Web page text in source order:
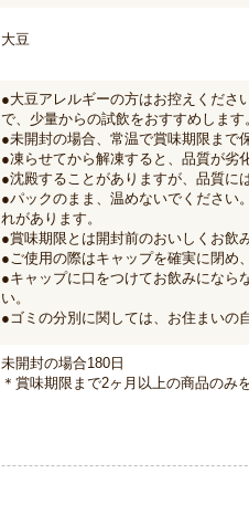
大豆
●大豆アレルギーの方はお控えくださ
で、少量からの試飲をおすすめします
●未開封の場合、常温で賞味期限まで
●凍らせてから解凍すると、品質が劣
●沈殿することがありますが、品質に
●パックのまま、温めないでください
れがあります。
●賞味期限とは開封前のおいしくお飲
●ご使用の際はキャップを確実に閉め
●キャップに口をつけてお飲みになら
い。
●ゴミの分別に関しては、お住まいの
未開封の場合180日
＊賞味期限まで2ヶ月以上の商品のみ